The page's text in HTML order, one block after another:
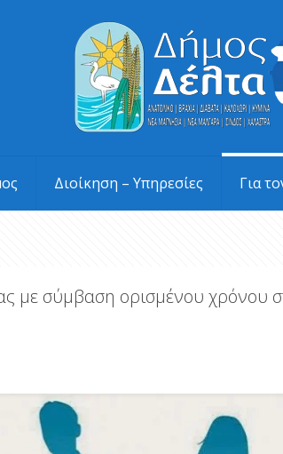
Διοίκηση – Υπηρεσίες Για
με σύμβαση ορισμένου χρόνου